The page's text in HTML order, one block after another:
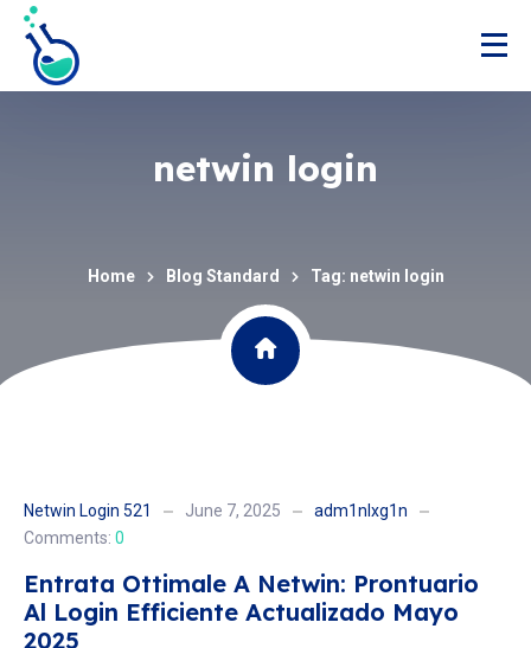
netwin login
Home Blog Standard Tag: netwin login
Netwin Login 521 June 7, 2025
adm1nlxg1n
Comments: 0
Entrata Ottimale A Netwin: Prontuario
Al Login Efficiente Actualizado Mayo
2025